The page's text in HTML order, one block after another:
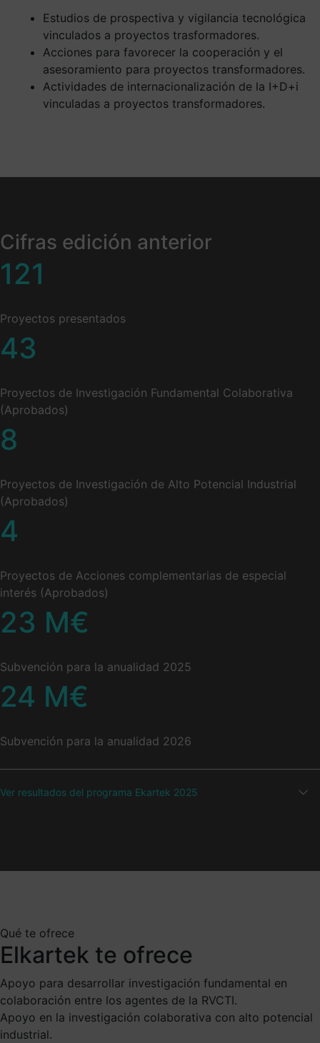
Estudios de prospectiva y vigilancia tecnológica
vinculados a proyectos trasformadores.
Acciones para favorecer la cooperación y el
asesoramiento para proyectos transformadores.
Actividades de internacionalización de la I+D+i
vinculadas a proyectos transformadores.
Cifras edición anterior
121
Proyectos presentados
43
Proyectos de Investigación Fundamental Colaborativa
(Aprobados)
8
Proyectos de Investigación de Alto Potencial Industrial
(Aprobados)
4
Proyectos de Acciones complementarias de especial
interés (Aprobados)
23 M€
Subvención para la anualidad 2025
24 M€
Subvención para la anualidad 2026
Ver resultados del programa Ekartek 2025
Qué te ofrece
Elkartek te ofrece
Apoyo para desarrollar investigación fundamental en
colaboración entre los agentes de la RVCTI.
Apoyo en la investigación colaborativa con alto potencial
industrial.